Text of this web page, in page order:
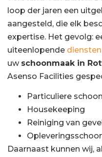
loop der jaren een
aangesteld, die elk
expertise. Het gevolg:
uiteenlopende diensten
uw schoonmaak in
Asenso Facilities
Particuliere
Housekeeping
Reiniging van
Daarnaast kunnen wij,